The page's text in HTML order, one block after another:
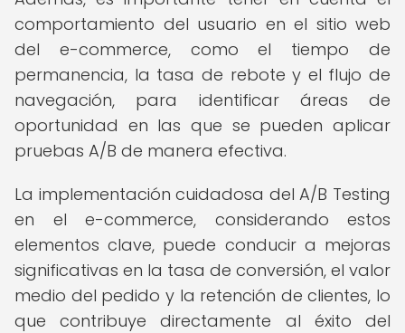
comportamiento del usuario en el sitio web
del e-commerce, como el tiempo de
permanencia, la tasa de rebote y el flujo de
navegación, para identificar áreas de
oportunidad en las que se pueden aplicar
pruebas A/B de manera efectiva.
La implementación cuidadosa del A/B Testing
en el e-commerce, considerando estos
elementos clave, puede conducir a mejoras
significativas en la tasa de conversión, el valor
medio del pedido y la retención de clientes, lo
que contribuye directamente al éxito del